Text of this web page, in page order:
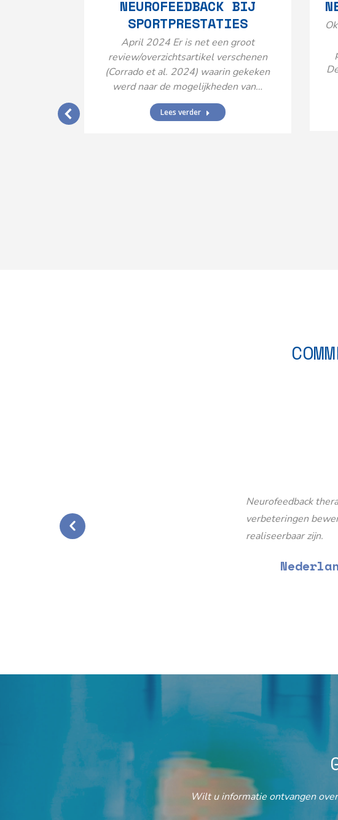
NEUROFEEDBACK BIJ
SPORTPRESTATIES
April 2024 Er is net een groot
review/overzichtsartikel verschenen
(Corrado et al. 2024) waarin gekeken
werd naar de mogelijkheden van…
Lees verder
Neurofeedback
verbeteringen
realiseerbaar zijn.
Wilt u informatie ontvangen